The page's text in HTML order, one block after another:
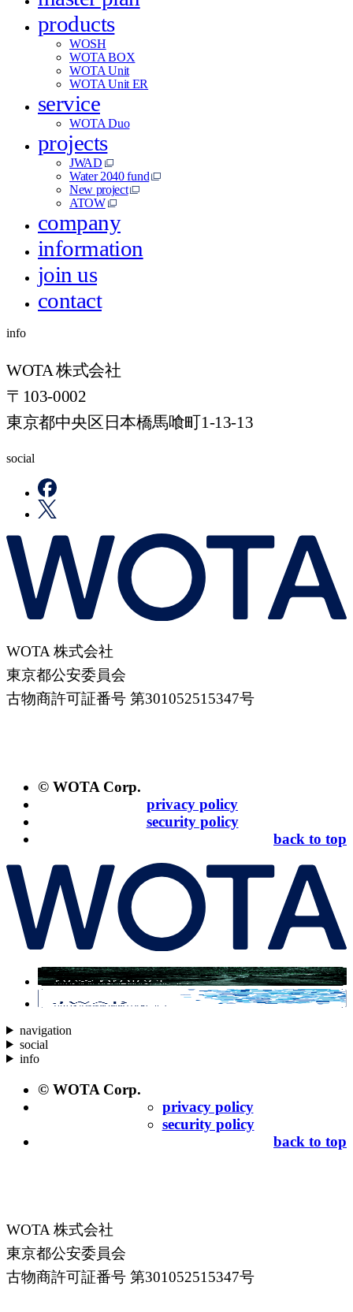
products
WOSH
WOTA BOX
WOTA Unit
WOTA Unit ER
service
WOTA Duo
projects
JWAD
Water 2040 fund
New project
ATOW
company
information
join us
contact
info
WOTA 株式会社
〒103-0002
東京都中央区日本橋馬喰町1-13-13
social
WOTA 株式会社
東京都公安委員会
古物商許可証番号 第301052515347号
© WOTA Corp.
privacy policy
security policy
back to top
navigation
social
info
© WOTA Corp.
privacy policy
security policy
back to top
WOTA 株式会社
東京都公安委員会
古物商許可証番号 第301052515347号